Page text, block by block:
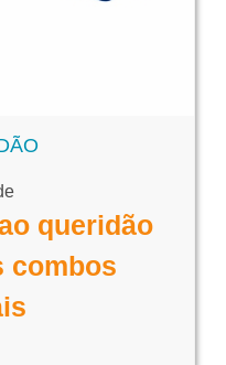
queridão
combos